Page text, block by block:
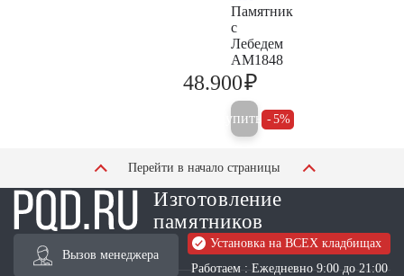
Памятник
с
Лебедем
AM1848
48.900₽
Купить 5%
Перейти в начало страницы
Изготовление
памятников
Вызов менеджера
Установка на ВСЕХ кладбищах
Работаем : Ежедневно 9:00 до 21:00